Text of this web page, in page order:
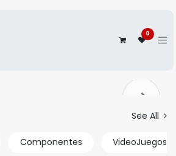
0
See All
Componentes VideoJuegos